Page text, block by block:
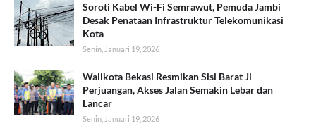
Soroti Kabel Wi-Fi Semrawut, Pemuda Jambi
Desak Penataan Infrastruktur Telekomunikasi
Kota
Senin, Januari 19, 2026
Walikota Bekasi Resmikan Sisi Barat Jl
Perjuangan, Akses Jalan Semakin Lebar dan
Lancar
Senin, Januari 19, 2026